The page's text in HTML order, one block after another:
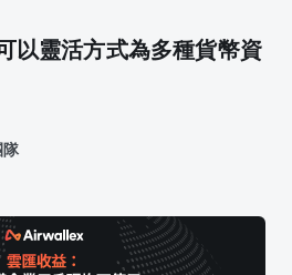
以靈活方式為多種貨幣資